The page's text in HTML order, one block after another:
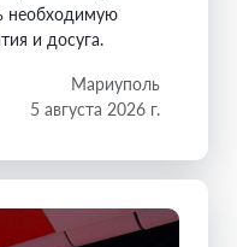
необходимую
и досуга.
Мариуполь
5 августа 2026 г.